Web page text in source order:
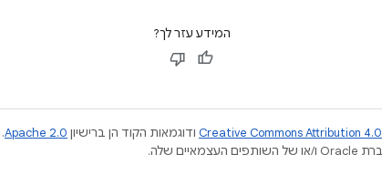
המידע עזר לך?
Creative Commons Attribution 4.0 ודוגמאות הקוד הן ברישיון Apache 2.0